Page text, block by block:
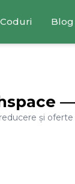
Blog
—
și oferte